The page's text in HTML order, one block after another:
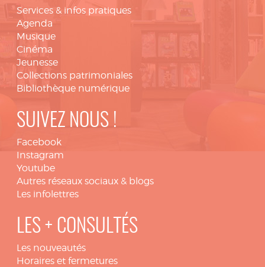
Services & infos pratiques
Agenda
Musique
Cinéma
Jeunesse
Collections patrimoniales
Bibliothèque numérique
SUIVEZ NOUS !
Facebook
Instagram
Youtube
Autres réseaux sociaux & blogs
Les infolettres
LES + CONSULTÉS
Les nouveautés
Horaires et fermetures